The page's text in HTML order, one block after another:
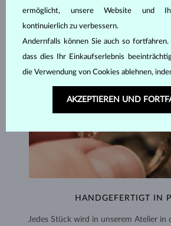
HANDGEFERTIGT IN
Jedes Stück wird in unserem Atelier in
ermöglicht, unsere Website und Ihr
kontinuierlich zu verbessern.
Andernfalls können Sie auch so fortfahren.
dass dies Ihr Einkaufserlebnis
die Verwendung von Cookies ablehnen,
AKZEPTIEREN UND